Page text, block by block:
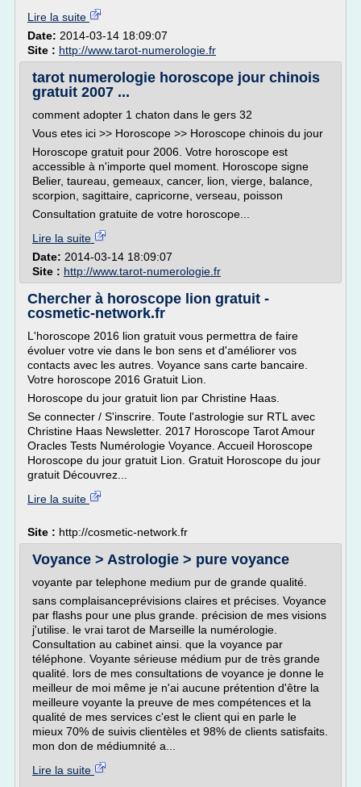
Lire la suite
Date: 2014-03-14 18:09:07
Site : http://www.tarot-numerologie.fr
tarot numerologie horoscope jour chinois
gratuit 2007 ...
comment adopter 1 chaton dans le gers 32
Vous etes ici >> Horoscope >> Horoscope chinois du jour
Horoscope gratuit pour 2006. Votre horoscope est
accessible à n'importe quel moment. Horoscope signe
Belier, taureau, gemeaux, cancer, lion, vierge, balance,
scorpion, sagittaire, capricorne, verseau, poisson
Consultation gratuite de votre horoscope...
Lire la suite
Date: 2014-03-14 18:09:07
Site : http://www.tarot-numerologie.fr
Chercher à horoscope lion gratuit -
cosmetic-network.fr
L'horoscope 2016 lion gratuit vous permettra de faire
évoluer votre vie dans le bon sens et d'améliorer vos
contacts avec les autres. Voyance sans carte bancaire.
Votre horoscope 2016 Gratuit Lion.
Horoscope du jour gratuit lion par Christine Haas.
Se connecter / S'inscrire. Toute l'astrologie sur RTL avec
Christine Haas Newsletter. 2017 Horoscope Tarot Amour
Oracles Tests Numérologie Voyance. Accueil Horoscope
Horoscope du jour gratuit Lion. Gratuit Horoscope du jour
gratuit Découvrez...
Lire la suite
Site : http://cosmetic-network.fr
Voyance > Astrologie > pure voyance
voyante par telephone medium pur de grande qualité.
sans complaisanceprévisions claires et précises. Voyance
par flashs pour une plus grande. précision de mes visions
j'utilise. le vrai tarot de Marseille la numérologie.
Consultation au cabinet ainsi. que la voyance par
téléphone. Voyante sérieuse médium pur de très grande
qualité. lors de mes consultations de voyance je donne le
meilleur de moi même je n'ai aucune prétention d'être la
meilleure voyante la preuve de mes compétences et la
qualité de mes services c'est le client qui en parle le
mieux 70% de suivis clientèles et 98% de clients satisfaits.
mon don de médiumnité a...
Lire la suite